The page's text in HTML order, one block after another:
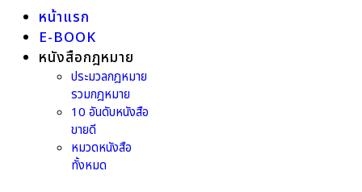
หน้าแรก
E-BOOK
หนังสือกฎหมาย
ประมวลกฎหมาย
รวมกฎหมาย
10 อันดับหนังสือ
ขายดี
หมวดหนังสือ
ทั้งหมด